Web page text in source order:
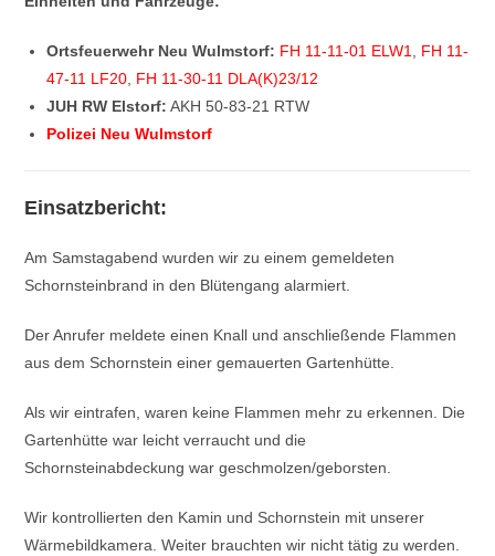
Ortsfeuerwehr Neu Wulmstorf: FH 11-11-01 ELW1, FH 11-
47-11 LF20, FH 11-30-11 DLA(K)23/12
JUH RW Elstorf: AKH 50-83-21 RTW
Polizei Neu Wulmstorf
Einsatzbericht:
Am Samstagabend wurden wir zu einem gemeldeten
Schornsteinbrand in den Blütengang alarmiert.
Der Anrufer meldete einen Knall und anschließende Flammen
aus dem Schornstein einer gemauerten Gartenhütte.
Als wir eintrafen, waren keine Flammen mehr zu erkennen. Die
Gartenhütte war leicht verraucht und die
Schornsteinabdeckung war geschmolzen/geborsten.
Wir kontrollierten den Kamin und Schornstein mit unserer
Wärmebildkamera. Weiter brauchten wir nicht tätig zu werden.